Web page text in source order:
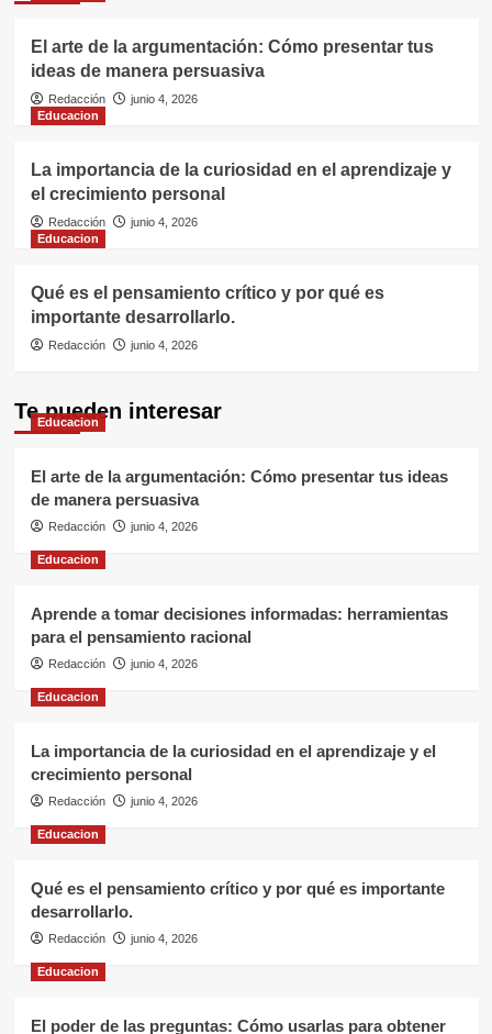
El arte de la argumentación: Cómo presentar tus
ideas de manera persuasiva
Redacción
junio 4, 2026
Educacion
La importancia de la curiosidad en el aprendizaje y
el crecimiento personal
Redacción
junio 4, 2026
Educacion
Qué es el pensamiento crítico y por qué es
importante desarrollarlo.
Redacción junio 4, 2026
Te pueden interesar
Educacion
El arte de la argumentación: Cómo presentar tus ideas
de manera persuasiva
Redacción junio 4, 2026
Educacion
Aprende a tomar decisiones informadas: herramientas
para el pensamiento racional
Redacción junio 4, 2026
Educacion
La importancia de la curiosidad en el aprendizaje y el
crecimiento personal
Redacción junio 4, 2026
Educacion
Qué es el pensamiento crítico y por qué es importante
desarrollarlo.
Redacción junio 4, 2026
Educacion
El poder de las preguntas: Cómo usarlas para obtener